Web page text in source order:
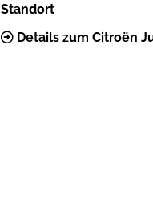
Standort
Details zum Citroën